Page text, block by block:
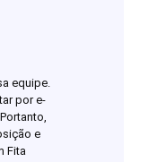
equipe.
por e-
e
Fita